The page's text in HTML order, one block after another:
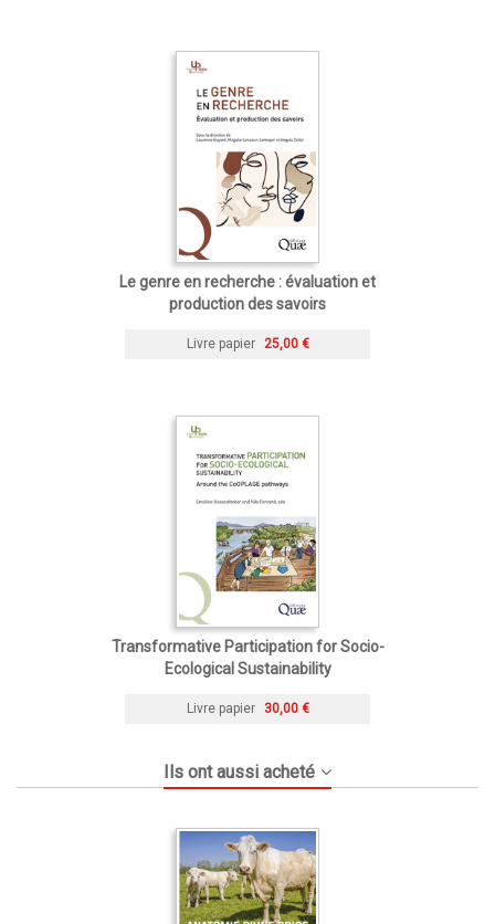
Le genre en recherche : évaluation et
production des savoirs
Livre papier 25,00 €
Transformative Participation for Socio-
Ecological Sustainability
Livre papier 30,00 €
Ils ont aussi acheté